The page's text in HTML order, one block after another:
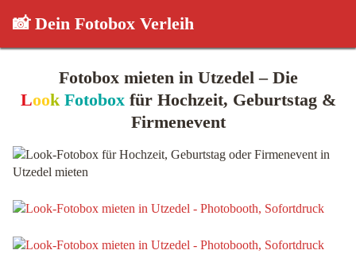
📸 Dein Fotobox Verleih
Fotobox mieten in Utzedel – Die
Look Fotoboxfür Hochzeit, Geburtstag &
Firmenevent